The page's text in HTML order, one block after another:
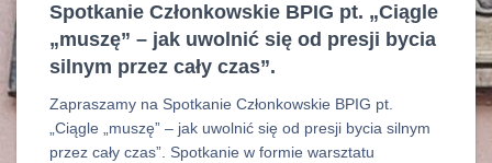
Spotkanie Członkowskie BPIG pt. „Ciągle
„muszę” – jak uwolnić się od presji bycia
silnym przez cały czas”.
Zapraszamy na Spotkanie Członkowskie BPIG pt.
„Ciągle „muszę” – jak uwolnić się od presji bycia silnym
przez cały czas”. Spotkanie w formie warsztatu